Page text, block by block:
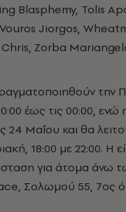
Blasphemy, Tolis
Jiorgos,
Zorba
την
έως τις 00:00, ενώ
24 Μαΐου και θα
18:00 με 22:00. Η
για άτομα άνω
Σολωμού 55, 7ος